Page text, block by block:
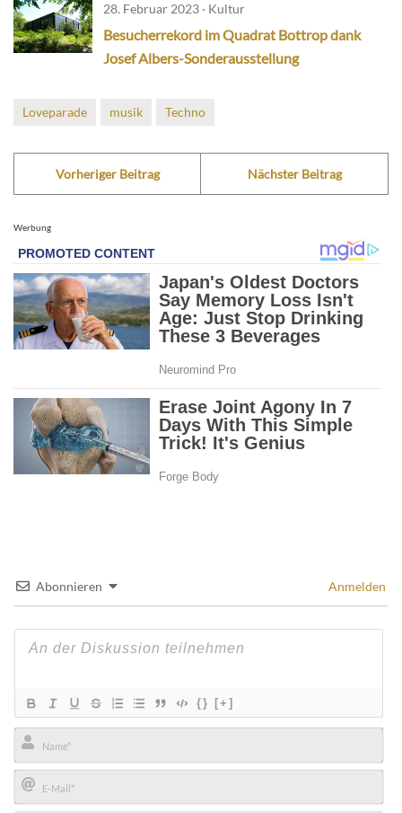
28. Februar 2023 · Kultur
Besucherrekord im Quadrat Bottrop dank
Josef Albers-Sonderausstellung
Loveparade musik Techno
Vorheriger Beitrag Nächster Beitrag
Werbung
Abonnieren Anmelden
{} [+]
Name*